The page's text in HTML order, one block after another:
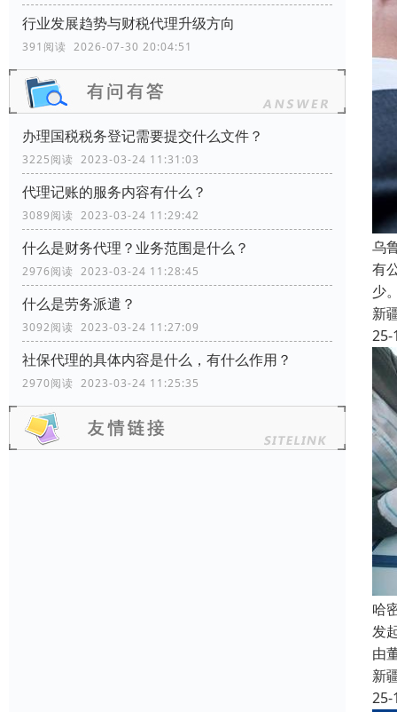
行业发展趋势与财税代理升级方向
391阅读 2026-07-30 20:04:51
办理国税税务登记需要提交什么文件？
3225阅读 2023-03-24 11:31:03
代理记账的服务内容有什么？
3089阅读 2023-03-24 11:29:42
什么是财务代理？业务范围是什么？
2976阅读 2023-03-24 11:28:45
什么是劳务派遣？
3092阅读 2023-03-24 11:27:09
社保代理的具体内容是什么，有什么作用？
2970阅读 2023-03-24 11:25:35
乌
有
少
新
25-
哈
发
由
新
25-